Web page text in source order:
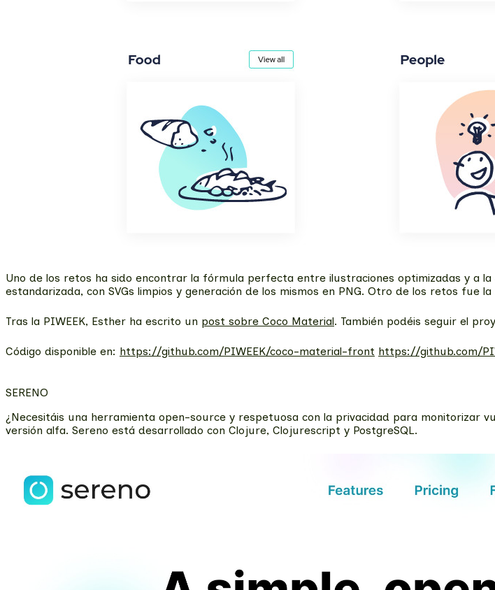
Uno de los retos ha sido encontrar la fórmula perfecta entre ilustraciones optimizadas y a
estandarizada, con SVGs limpios y generación de los mismos en PNG. Otro de los retos fue
Tras la PIWEEK, Esther ha escrito un post sobre Coco Material. También podéis seguir el
Código disponible en: https://github.com/PIWEEK/coco-material-front https://github.com/
SERENO
¿Necesitáis una herramienta open-source y respetuosa con la privacidad para monitorizar
versión alfa. Sereno está desarrollado con Clojure, Clojurescript y PostgreSQL.